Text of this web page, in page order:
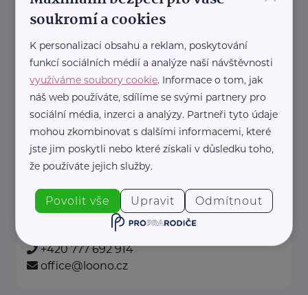
+420 228 224 923
Loono, z. s.
Karlínské náměstí 238/6 Praha 8 - Karlín
Jsme tým mladých lékařů,
studentů medicíny a dalších
profesionálů.
a firmách, edukační ...
https://www.loono.cz/
+420 777 692 914
office@loono.cz
soukromí a cookies
K personalizaci obsahu a reklam, poskytování
funkcí sociálních médií a analýze naší návštěvnosti
využíváme soubory cookie. Informace o tom, jak
náš web používáte, sdílíme se svými partnery pro
sociální média, inzerci a analýzy. Partneři tyto údaje
mohou zkombinovat s dalšími informacemi, které
jste jim poskytli nebo které získali v důsledku toho,
že používáte jejich služby.
Povolit vše Upravit Odmítnout